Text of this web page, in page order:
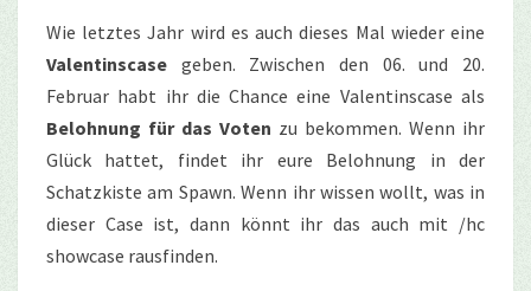
Wie letztes Jahr wird es auch dieses Mal wieder eine
Valentinscase geben. Zwischen den 06. und 20.
Februar habt ihr die Chance eine Valentinscase als
Belohnung für das Voten zu bekommen. Wenn ihr
Glück hattet, findet ihr eure Belohnung in der
Schatzkiste am Spawn. Wenn ihr wissen wollt, was in
dieser Case ist, dann könnt ihr das auch mit /hc
showcase rausfinden.